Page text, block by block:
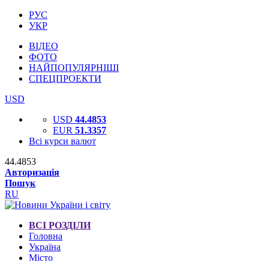
РУС
УКР
ВІДЕО
ФОТО
НАЙПОПУЛЯРНІШІ
СПЕЦПРОЕКТИ
USD
USD 44.4853
EUR 51.3357
Всі курси валют
44.4853
Авторизація
Пошук
RU
ВСІ РОЗДІЛИ
Головна
Україна
Місто